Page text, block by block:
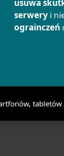
usuwa
serweryi
ograinczeń